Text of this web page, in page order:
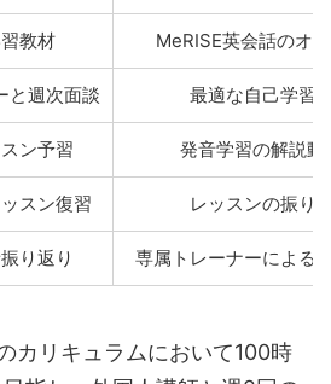
教材 MeRISE英会話のオ
週次面談 最適な自己学習
ン予習 発音学習の解説動
スン復習 レッスンの振り
り返り 専属トレーナーによる
カリキュラムにおいて100時